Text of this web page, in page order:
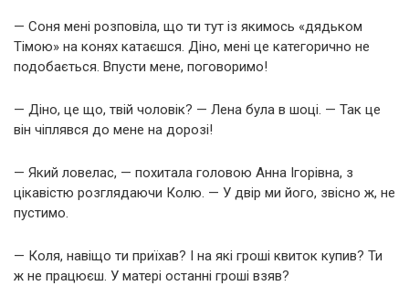
— Соня мені розповіла, що ти тут із якимось «дядьком
Тімою» на конях катаєшся. Діно, мені це категорично не
подобається. Впусти мене, поговоримо!
— Діно, це що, твій чоловік? — Лена була в шоці. — Так це
він чіплявся до мене на дорозі!
— Який ловелас, — похитала головою Анна Ігорівна, з
цікавістю розглядаючи Колю. — У двір ми його, звісно ж, не
пустимо.
— Коля, навіщо ти приїхав? І на які гроші квиток купив? Ти
ж не працюєш. У матері останні гроші взяв?